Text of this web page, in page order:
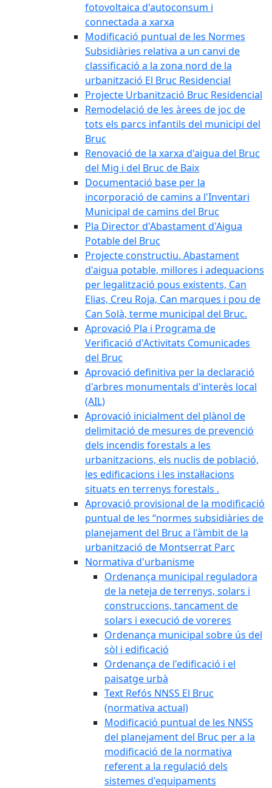
fotovoltaica d'autoconsum i
connectada a xarxa
Modificació puntual de les Normes
Subsidiàries relativa a un canvi de
classificació a la zona nord de la
urbanització El Bruc Residencial
Projecte Urbanització Bruc Residencial
Remodelació de les àrees de joc de
tots els parcs infantils del municipi del
Bruc
Renovació de la xarxa d'aigua del Bruc
del Mig i del Bruc de Baix
Documentació base per la
incorporació de camins a l'Inventari
Municipal de camins del Bruc
Pla Director d'Abastament d'Aigua
Potable del Bruc
Projecte constructiu. Abastament
d'aigua potable, millores i adequacions
per legalització pous existents, Can
Elias, Creu Roja, Can marques i pou de
Can Solà, terme municipal del Bruc.
Aprovació Pla i Programa de
Verificació d'Activitats Comunicades
del Bruc
Aprovació definitiva per la declaració
d'arbres monumentals d'interès local
(AIL)
Aprovació inicialment del plànol de
delimitació de mesures de prevenció
dels incendis forestals a les
urbanitzacions, els nuclis de població,
les edificacions i les instal·lacions
situats en terrenys forestals .
Aprovació provisional de la modificació
puntual de les “normes subsidiàries de
planejament del Bruc a l'àmbit de la
urbanització de Montserrat Parc
Normativa d'urbanisme
Ordenança municipal reguladora
de la neteja de terrenys, solars i
construccions, tancament de
solars i execució de voreres
Ordenança municipal sobre ús del
sòl i edificació
Ordenança de l'edificació i el
paisatge urbà
Text Refós NNSS El Bruc
(normativa actual)
Modificació puntual de les NNSS
del planejament del Bruc per a la
modificació de la normativa
referent a la regulació dels
sistemes d'equipaments